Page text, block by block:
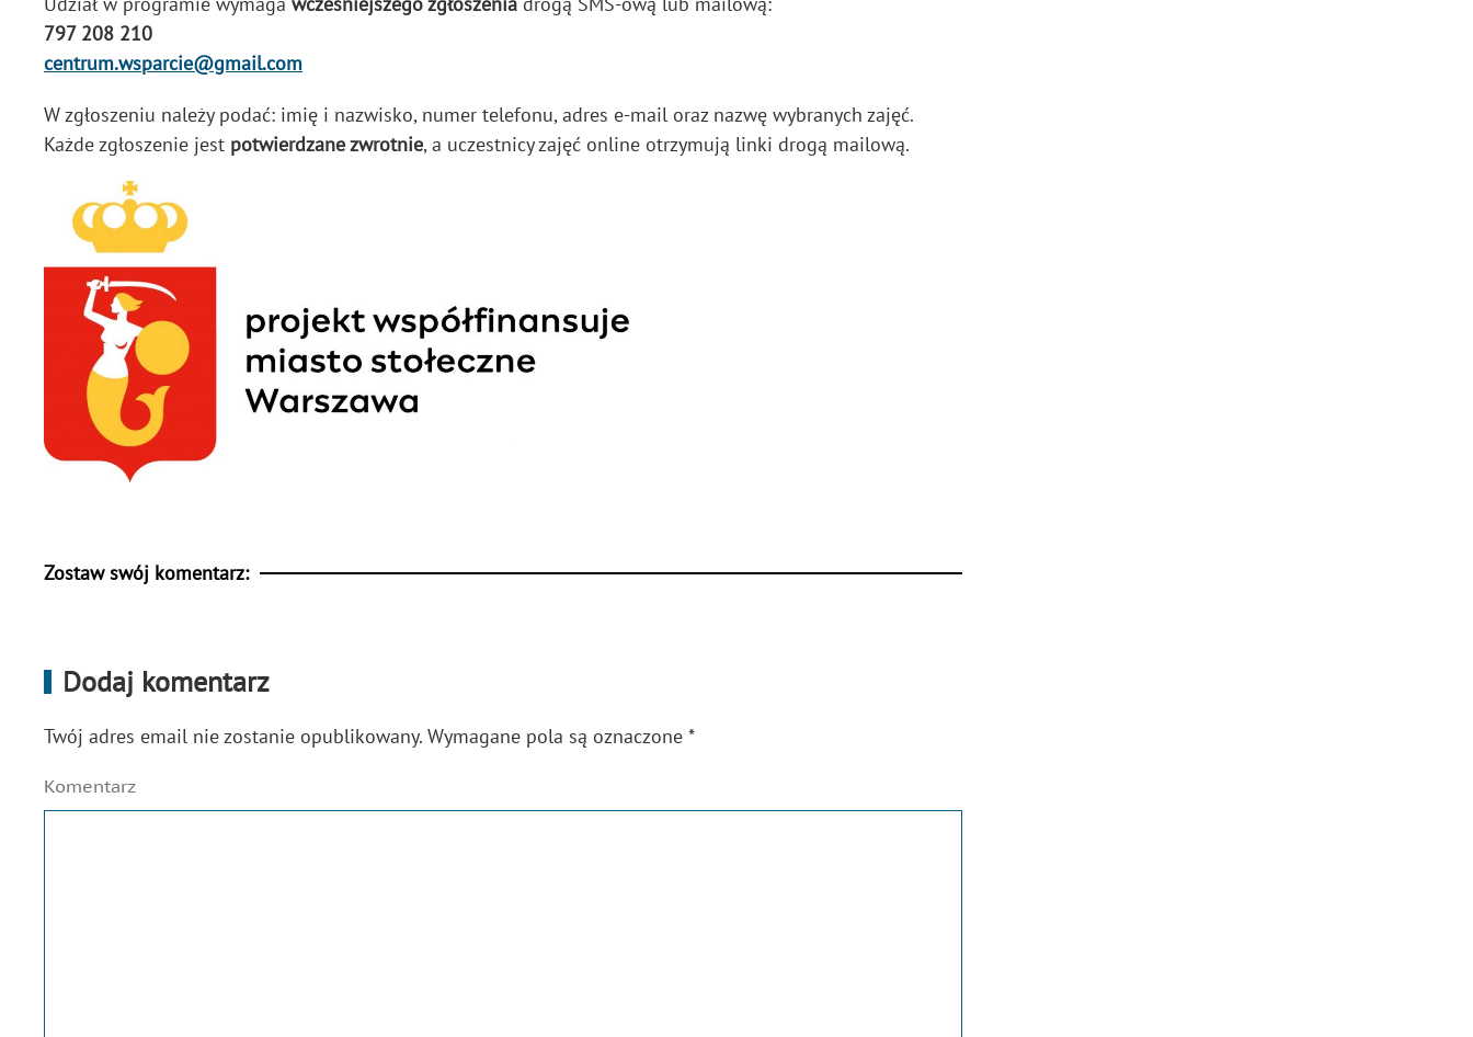
797 208 210
centrum.wsparcie@gmail.com
W zgłoszeniu należy podać: imię i nazwisko, numer telefonu, adres e-mail oraz nazwę wybranych zajęć.
Każde zgłoszenie jest potwierdzane zwrotnie, a uczestnicy zajęć online otrzymują linki drogą mailową.
Zostaw swój komentarz:
Dodaj komentarz
Twój adres email nie zostanie opublikowany. Wymagane pola są oznaczone *
Komentarz